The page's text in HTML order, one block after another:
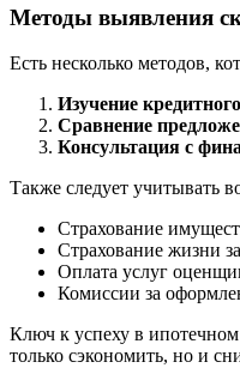
Методы выявления
Есть несколько методов,
Изучение
Сравнение
Консультация с
Также следует учитывать
Страхование
Страхование жизни
Оплата услуг
Комиссии за
Ключ к успеху в
только сэкономить, но и